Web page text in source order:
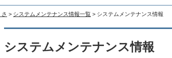
> システムメンテナンス情報一覧 > システムメンテナンス情報
システムメンテナンス情報